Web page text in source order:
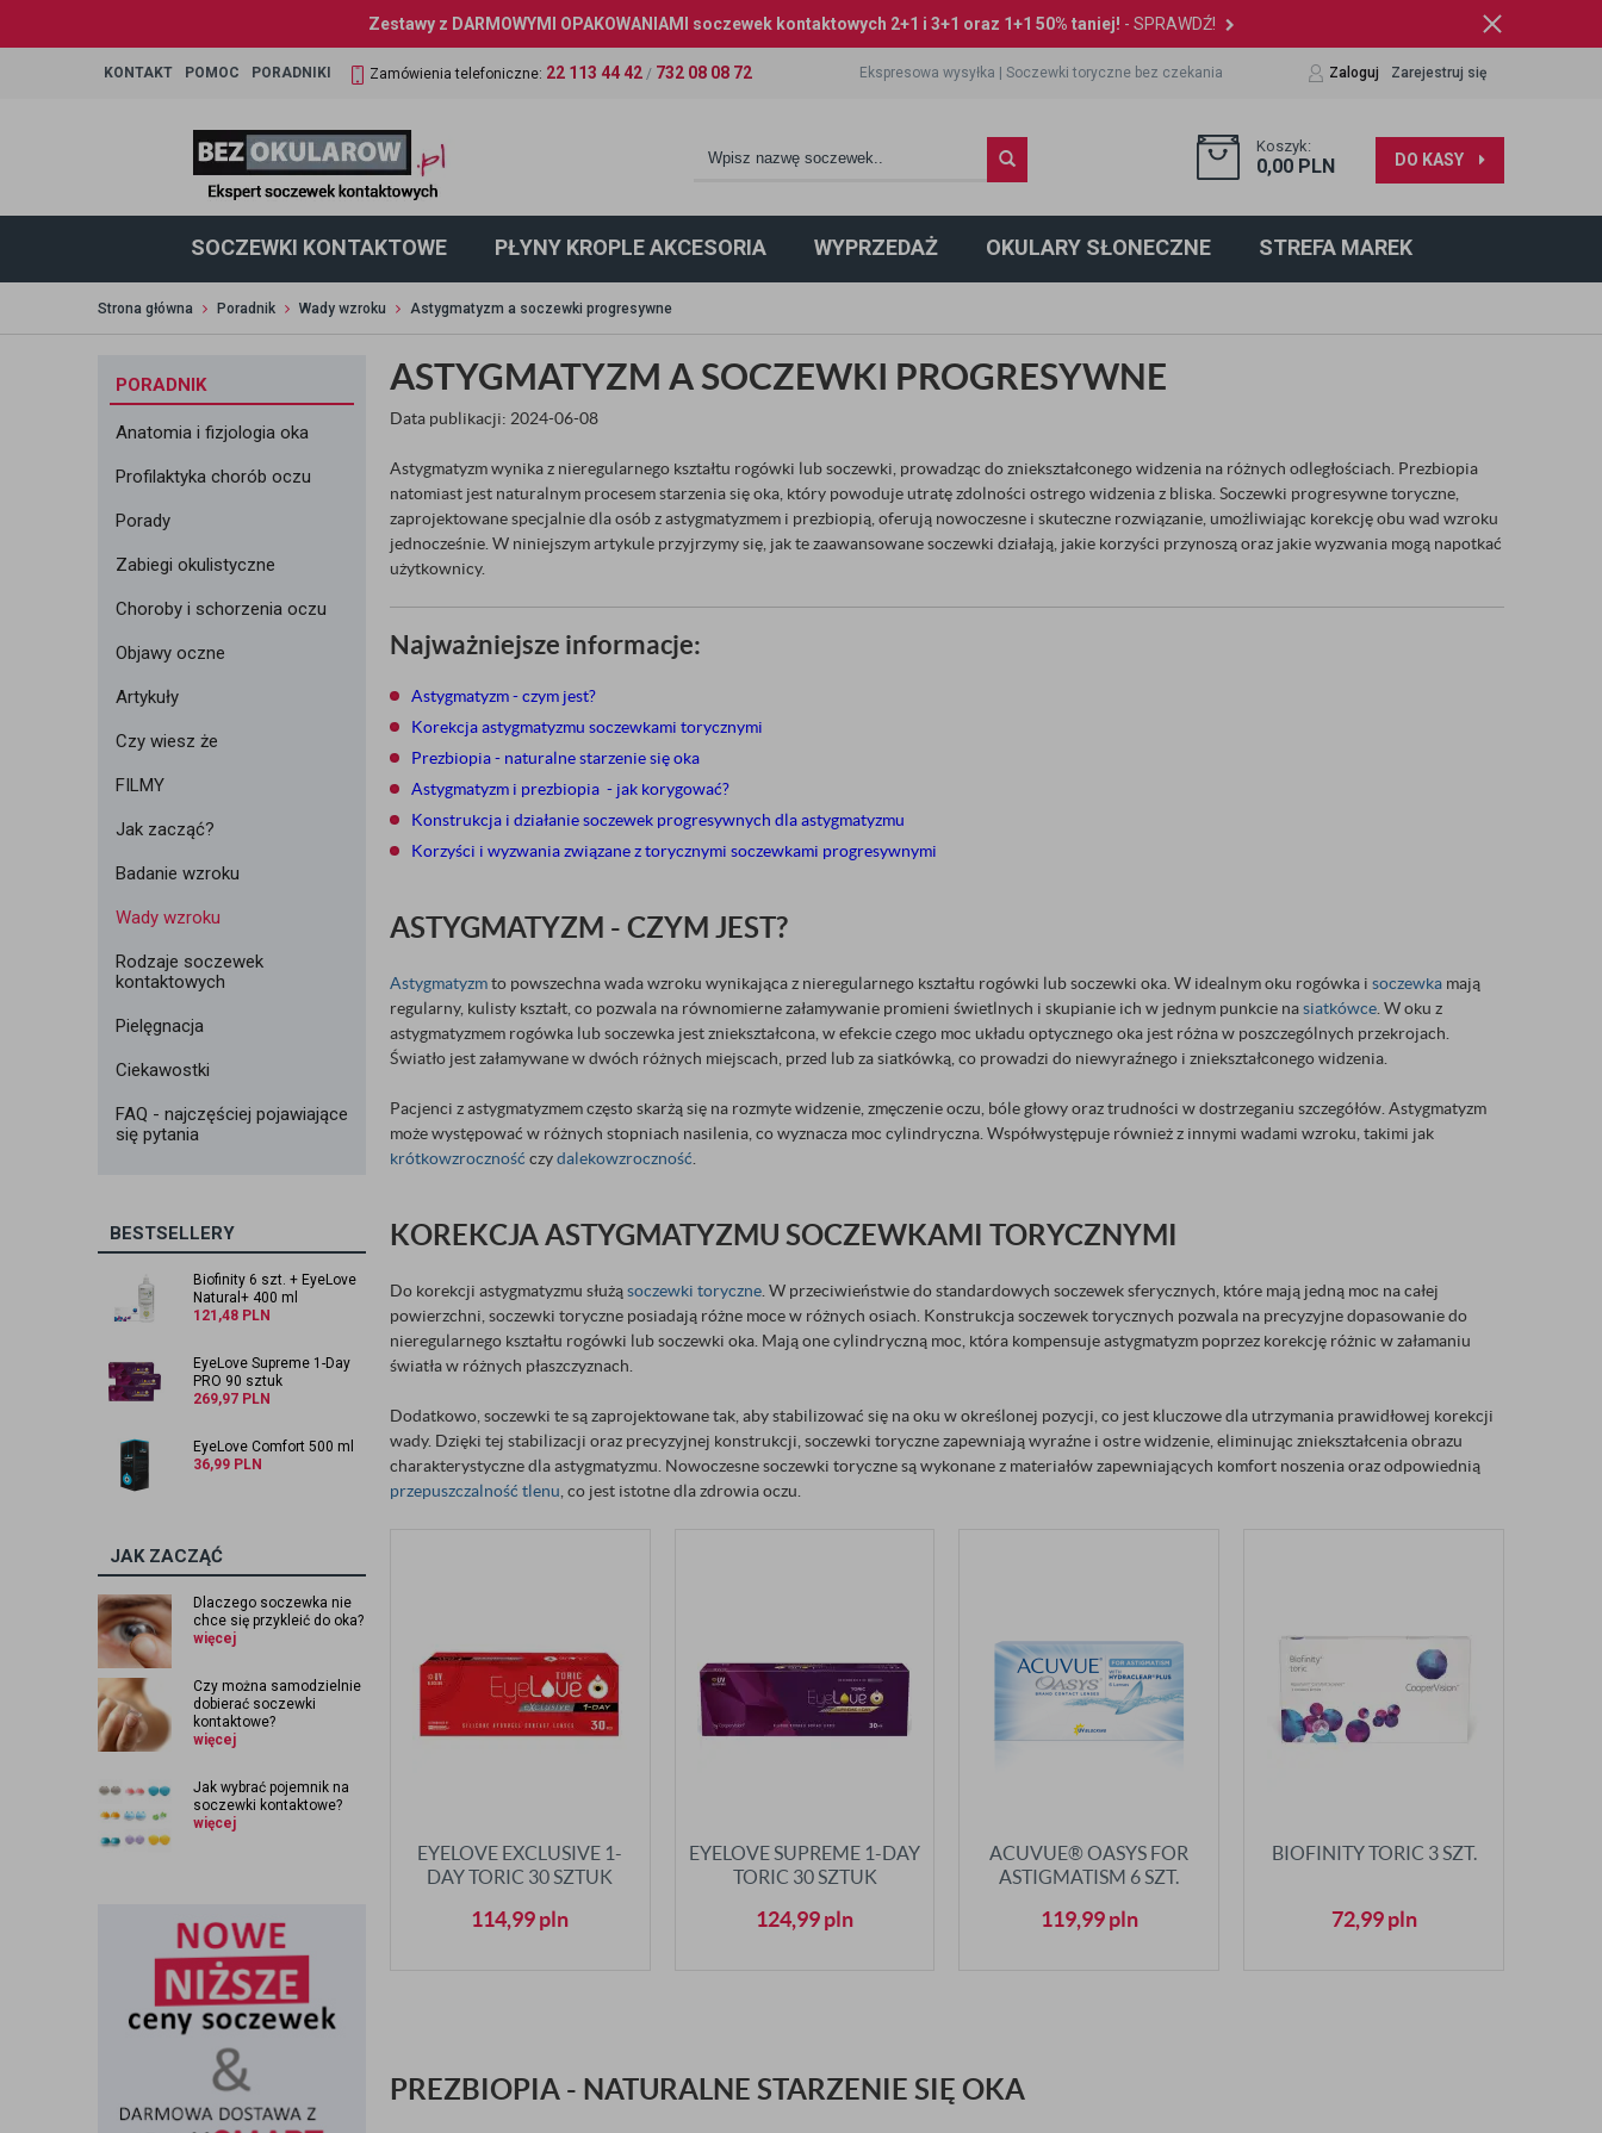
Zestawy z DARMOWYMI OPAKOWANIAMI soczewek kontaktowych 2+1 i 3+1 oraz 1+1 50% taniej! - SPRAWDŹ!
KONTAKT POMOC PORADNIKI Zamówienia telefoniczne: 22 113 44 42 / 732 08 08 72 Ekspresowa wysyłka |Soczewki toryczne bez czekania Zaloguj Zarejestruj się
Koszyk:
0,00 PLN DO KASY
SOCZEWKI KONTAKTOWE PŁYNY KROPLE AKCESORIA WYPRZEDAŻ OKULARY SŁONECZNE STREFA MAREK
Strona główna Poradnik Wady wzroku Astygmatyzm a soczewki progresywne
PORADNIK
Anatomia i fizjologia oka
Profilaktyka chorób oczu
Porady
Zabiegi okulistyczne
Choroby i schorzenia oczu
Objawy oczne
Artykuły
Czy wiesz że
FILMY
Jak zacząć?
Badanie wzroku
Wady wzroku
Rodzaje soczewek
kontaktowych
Pielęgnacja
Ciekawostki
FAQ - najczęściej pojawiające
się pytania
BESTSELLERY
Biofinity 6 szt. + EyeLove
Natural+ 400 ml
121,48 PLN
EyeLove Supreme 1-Day
PRO 90 sztuk
269,97 PLN
EyeLove Comfort 500 ml
36,99 PLN
JAK ZACZĄĆ
Dlaczego soczewka nie
chce się przykleić do oka?
więcej
Czy można samodzielnie
dobierać soczewki
kontaktowe?
więcej
Jak wybrać pojemnik na
soczewki kontaktowe?
więcej
ASTYGMATYZM A SOCZEWKI PROGRESYWNE
Data publikacji: 2024-06-08
Astygmatyzm wynika z nieregularnego kształtu rogówki lub soczewki, prowadząc do zniekształconego widzenia na różnych odległościach. Prezbiopia
natomiast jest naturalnym procesem starzenia się oka, który powoduje utratę zdolności ostrego widzenia z bliska. Soczewki progresywne toryczne,
zaprojektowane specjalnie dla osób z astygmatyzmem i prezbiopią, oferują nowoczesne i skuteczne rozwiązanie, umożliwiając korekcję obu wad wzroku
jednocześnie. W niniejszym artykule przyjrzymy się, jak te zaawansowane soczewki działają, jakie korzyści przynoszą oraz jakie wyzwania mogą napotkać
użytkownicy.
Najważniejsze informacje:
Astygmatyzm - czym jest?
Korekcja astygmatyzmu soczewkami torycznymi
Prezbiopia - naturalne starzenie się oka
Astygmatyzm i prezbiopia - jak korygować?
Konstrukcja i działanie soczewek progresywnych dla astygmatyzmu
Korzyści i wyzwania związane z torycznymi soczewkami progresywnymi
ASTYGMATYZM - CZYM JEST?
Astygmatyzmto powszechna wada wzroku wynikająca z nieregularnego kształtu rogówki lub soczewki oka. W idealnym oku rogówka i soczewkamają
regularny, kulisty kształt, co pozwala na równomierne załamywanie promieni świetlnych i skupianie ich w jednym punkcie nasiatkówce. W oku z
astygmatyzmem rogówka lub soczewka jest zniekształcona, w efekcie czego moc układu optycznego oka jest różna w poszczególnych przekrojach.
Światło jest załamywane w dwóch różnych miejscach, przed lub za siatkówką, co prowadzi do niewyraźnego i zniekształconego widzenia.
Pacjenci z astygmatyzmem często skarżą się na rozmyte widzenie, zmęczenie oczu, bóle głowy oraz trudności w dostrzeganiu szczegółów. Astygmatyzm
może występować w różnych stopniach nasilenia, co wyznacza moc cylindryczna. Współwystępuje również z innymi wadami wzroku, takimi jak
krótkowzroczność czydalekowzroczność
KOREKCJA ASTYGMATYZMU SOCZEWKAMI TORYCZNYMI
Do korekcji astygmatyzmu służąsoczewki toryczne. W przeciwieństwie do standardowych soczewek sferycznych, które mają jedną moc na całej
powierzchni, soczewki toryczne posiadają różne moce w różnych osiach. Konstrukcja soczewek torycznych pozwala na precyzyjne dopasowanie do
nieregularnego kształtu rogówki lub soczewki oka. Mają one cylindryczną moc, która kompensuje astygmatyzm poprzez korekcję różnic w załamaniu
światła w różnych płaszczyznach.
Dodatkowo, soczewki te są zaprojektowane tak, aby stabilizować się na oku w określonej pozycji, co jest kluczowe dla utrzymania prawidłowej korekcji
wady. Dzięki tej stabilizacji oraz precyzyjnej konstrukcji, soczewki toryczne zapewniają wyraźne i ostre widzenie, eliminując zniekształcenia obrazu
charakterystyczne dla astygmatyzmu. Nowoczesne soczewki toryczne są wykonane z materiałów zapewniających komfort noszenia oraz odpowiednią
przepuszczalność tlenu , co jest istotne dla zdrowia oczu.
EYELOVE EXCLUSIVE 1-
DAY TORIC 30 SZTUK
114,99pln
EYELOVE SUPREME 1-DAY
TORIC 30 SZTUK
124,99pln
ACUVUE® OASYS FOR
ASTIGMATISM 6 SZT.
119,99pln
BIOFINITY TORIC 3 SZT.
72,99pln
PREZBIOPIA - NATURALNE STARZENIE SIĘ OKA